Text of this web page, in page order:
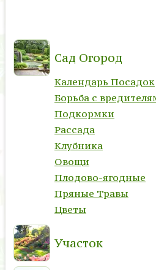
Сад Огород
Календарь Посадок
Борьба с
Подкормки
Рассада
Клубника
Овощи
Плодово-ягодные
Пряные Травы
Цветы
Участок